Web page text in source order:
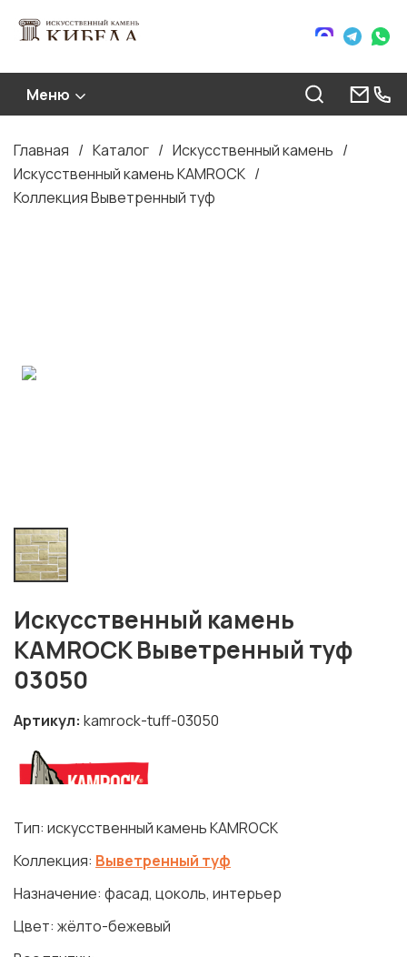
Меню
Строка
навигации
Главная Каталог
Искусственный камень
Искусственный камень KAMROCK
Коллекция Выветренный туф
Искусственный камень
KAMROCK Выветренный туф
03050
Артикул kamrock-tuff-03050
Тип: искусственный камень KAMROCK
Коллекция: Выветренный туф
Назначение: фасад, цоколь, интерьер
Цвет: жёлто-бежевый